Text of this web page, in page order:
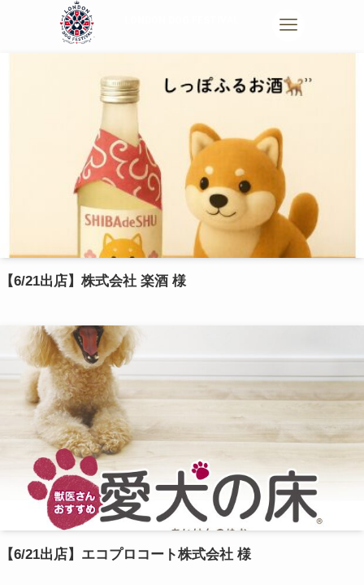
【6/21出店】株式会社 楽酒 様
【6/21出店】エコプロコート株式会社 様